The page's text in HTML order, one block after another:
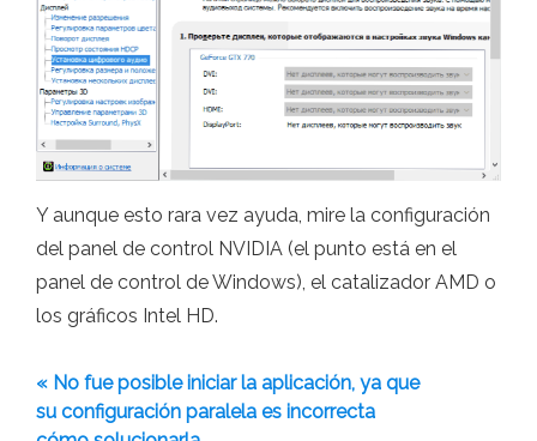
Y aunque esto rara vez ayuda, mire la configuración
del panel de control NVIDIA (el punto está en el
panel de control de Windows), el catalizador AMD o
los gráficos Intel HD.
« No fue posible iniciar la aplicación, ya que
su configuración paralela es incorrecta